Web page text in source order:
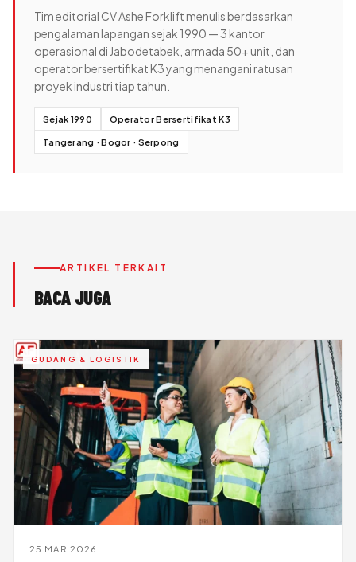
Tim editorial CV Ashe Forklift menulis berdasarkan
pengalaman lapangan sejak 1990 — 3 kantor
operasional di Jabodetabek, armada 50+ unit, dan
operator bersertifikat K3 yang menangani ratusan
proyek industri tiap tahun.
Sejak 1990 Operator Bersertifikat K3
Tangerang · Bogor · Serpong
ARTIKEL TERKAIT
BACA JUGA
GUDANG & LOGISTIK
25 MAR 2026